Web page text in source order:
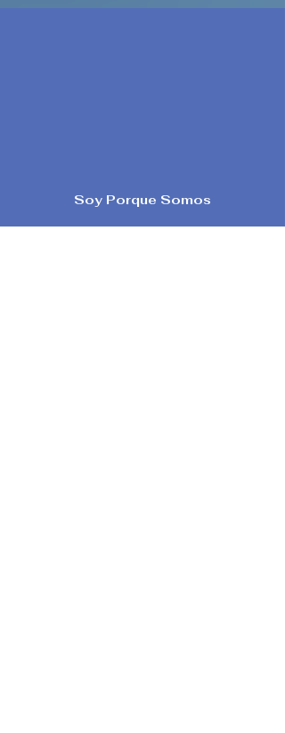
Soy Porque Somos